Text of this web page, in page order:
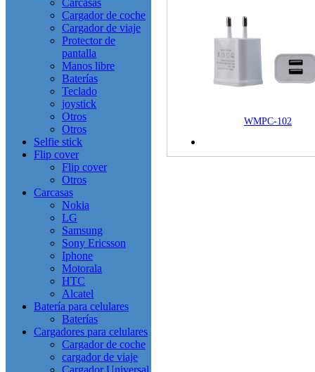
Carcasas
Cargador de coche
Cargador de viaje
Protector de
pantalla
Manos libre
Baterías
Teclado
joystick
Otros
Otros
Selfie stick
Flip cover
Flip cover
Otros
Carcasas
Nokia
LG
Samsung
Sony Ericsson
Iphone
Motorala
HTC
Alcatel
Batería para celulares
Baterías
Cargadores para celulares
Cargador de coche
cargador de viaje
Cargador Universal
WMPC-102